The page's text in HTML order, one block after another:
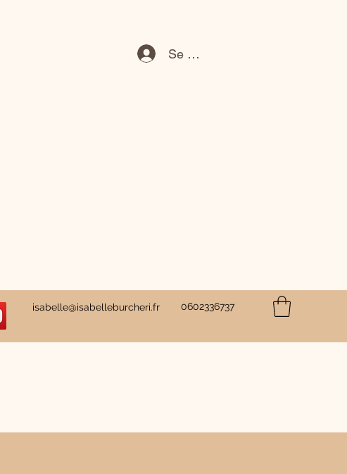
isabelle@isabelleburcheri.fr 0602336737
Se connecter